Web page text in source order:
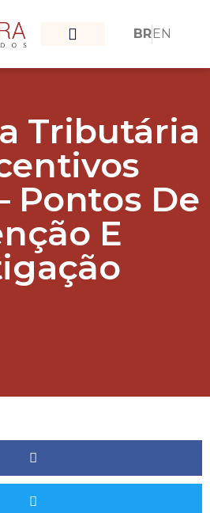
BREN
Tributária
Pontos De
E